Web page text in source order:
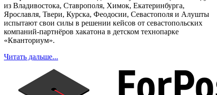
из Владивостока, Ставрополя, Химок, Екатеринбурга,
Ярославля, Твери, Курска, Феодосии, Севастополя и Алушты
испытают свои силы в решении кейсов от севастопольских
компаний-партнёров хакатона в детском технопарке
«Кванториум».
Читать дальше...